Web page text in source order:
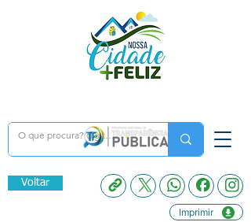
Voltar
Imprimir